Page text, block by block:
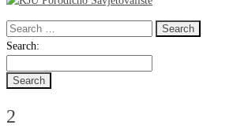
Search
for:
Search
Search:
2